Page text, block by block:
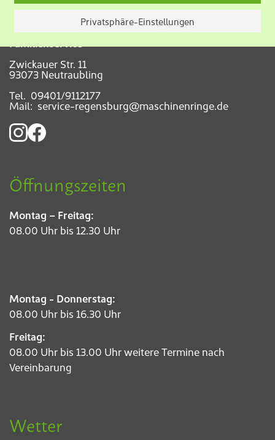
Privatsphäre-Einstellungen
Maschinenring Personaldienste GmbH
Familienservice
Zwickauer Str. 11
93073 Neutraubling
Tel. 09401/9112177
Mail: service-regensburg@maschinenringe.de
Öffnungszeiten
Montag – Freitag:
08.00 Uhr bis 12.30 Uhr
Montag - Donnerstag:
08.00 Uhr bis 16.30 Uhr
Freitag:
08.00 Uhr bis 13.00 Uhr weitere Termine nach
Vereinbarung
Wetter